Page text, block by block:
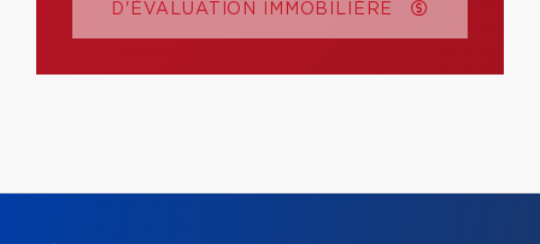
D'ÉVALUATION IMMOBILIÈRE